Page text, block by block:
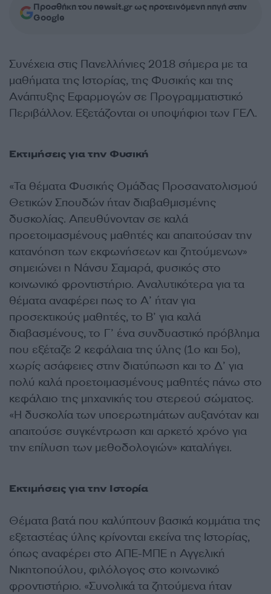
Προσθήκη του newsit.gr ως προτεινόμενη πηγή στην
Google
Συνέχεια στις Πανελλήνιες 2018 σήμερα με τα
μαθήματα της Ιστορίας, της Φυσικής και της
Ανάπτυξης Εφαρμογών σε Προγραμματιστικό
Περιβάλλον. Εξετάζονται οι υποψήφιοι των ΓΕΛ.
Εκτιμήσεις για την Φυσική
«Τα θέματα Φυσικής Ομάδας Προσανατολισμού
Θετικών Σπουδών ήταν διαβαθμισμένης
δυσκολίας. Απευθύνονταν σε καλά
προετοιμασμένους μαθητές και απαιτούσαν την
κατανόηση των εκφωνήσεων και ζητούμενων»
σημειώνει η Νάνσυ Σαμαρά, φυσικός στο
κοινωνικό φροντιστήριο. Αναλυτικότερα για τα
θέματα αναφέρει πως το Α’ ήταν για
προσεκτικούς μαθητές, το Β’ για καλά
διαβασμένους, το Γ’ ένα συνδυαστικό πρόβλημα
που εξέταζε 2 κεφάλαια της ύλης (1ο και 5ο),
χωρίς ασάφειες στην διατύπωση και το Δ’ για
πολύ καλά προετοιμασμένους μαθητές πάνω στο
κεφάλαιο της μηχανικής του στερεού σώματος.
«Η δυσκολία των υποερωτημάτων αυξανόταν και
απαιτούσε συγκέντρωση και αρκετό χρόνο για
την επίλυση των μεθοδολογιών» καταλήγει.
Εκτιμήσεις για την Ιστορία
Θέματα βατά που καλύπτουν βασικά κομμάτια της
εξεταστέας ύλης κρίνονται εκείνα της Ιστορίας,
όπως αναφέρει στο ΑΠΕ-ΜΠΕ η Αγγελική
Νικητοπούλου, φιλόλογος στο κοινωνικό
φροντιστήριο. «Συνολικά τα ζητούμενα ήταν